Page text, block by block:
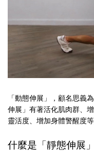
「動態伸展」，顧名思義
伸展」有著活化肌肉群、
靈活度、增加身體警醒度等
什麼是「靜態伸展